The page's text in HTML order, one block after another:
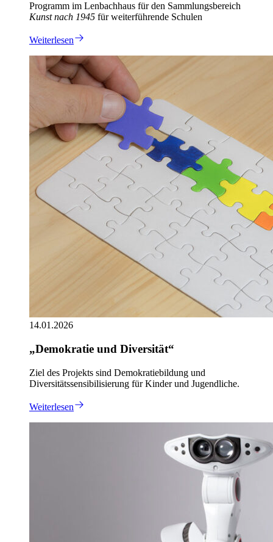
Programm im Lenbachhaus für den Sammlungsbereich
Kunst nach 1945 für weiterführende Schulen
Weiterlesen
14.01.2026
„Demokratie und Diversität“
Ziel des Projekts sind Demokratiebildung und
Diversitätssensibilisierung für Kinder und Jugendliche.
Weiterlesen